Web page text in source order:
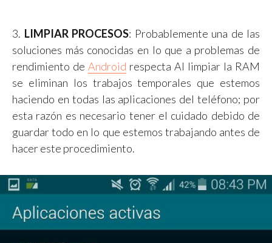
3. LIMPIAR PROCESOS: Probablemente una de las
soluciones más conocidas en lo que a problemas de
rendimiento de Android respecta Al limpiar la RAM
se eliminan los trabajos temporales que estemos
haciendo en todas las aplicaciones del teléfono; por
esta razón es necesario tener el cuidado debido de
guardar todo en lo que estemos trabajando antes de
hacer este procedimiento.